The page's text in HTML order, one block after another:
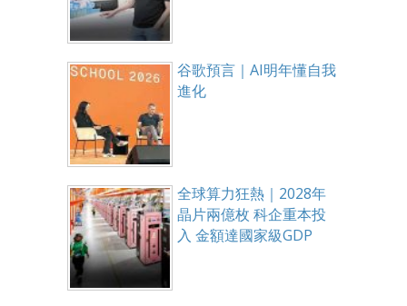
谷歌預言｜AI明年懂自我
進化
全球算力狂熱｜2028年
晶片兩億枚 科企重本投
入 金額達國家級GDP